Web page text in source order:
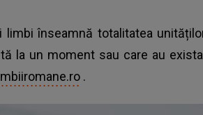
limbi înseamnă totalitatea
la un moment sau care au
.